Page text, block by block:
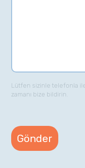
Lütfen sizinle telefonla
zamanı bize bildirin.